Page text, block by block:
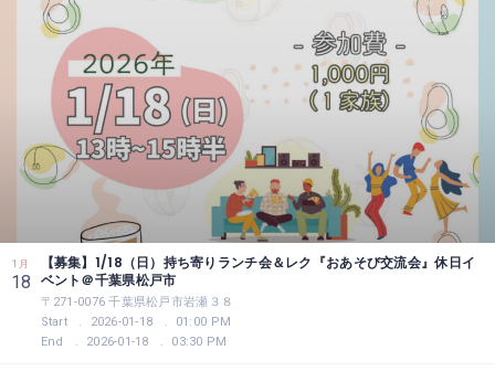
1月
18
【募集】1/18（日）持ち寄りランチ会＆レク『おあそび交流会』休日イ
ベント＠千葉県松戸市
〒271-0076 千葉県松戸市岩瀬３８
Start
2026-01-18
01:00 PM
End
2026-01-18 03:30 PM